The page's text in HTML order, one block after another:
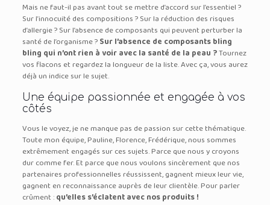
Mais ne faut-il pas avant tout se mettre d’accord sur l’essentiel ?
Sur l’innocuité des compositions ? Sur la réduction des risques
d’allergie ? Sur l’absence de composants qui peuvent perturber la
santé de l’organisme ?Sur l’absence de composants bling
bling qui n’ont rien à voir avec la santé de la peau ?Tournez
vos flacons et regardez la longueur de la liste. Avec ça, vous aurez
déjà un indice sur le sujet.
Une équipe passionnée et engagée à vos
côtés
Vous le voyez, je ne manque pas de passion sur cette thématique.
Toute mon équipe, Pauline, Florence, Frédérique, nous sommes
extrêmement engagés sur ces sujets. Parce que nous y croyons
dur comme fer. Et parce que nous voulons sincèrement que nos
partenaires professionnelles réussissent, gagnent mieux leur vie,
gagnent en reconnaissance auprès de leur clientèle. Pour parler
crûment :qu’elles s’éclatent avec nos produits !